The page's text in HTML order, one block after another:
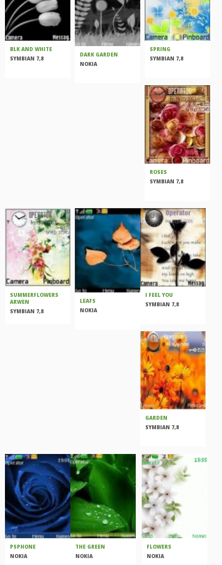
BLK AND WHITE
SYMBIAN 7,8
DARK GARDEN
NOKIA
SPRING
SYMBIAN 7,8
ROSES
SYMBIAN 7,8
SUMMERFLOWERS
ARWEN
SYMBIAN 7,8
LEAFS
NOKIA
I FEEL YOU
SYMBIAN 7,8
GARDEN
SYMBIAN 7,8
PSPHONE
NOKIA
THE GREEN
NOKIA
FLOWERS
NOKIA